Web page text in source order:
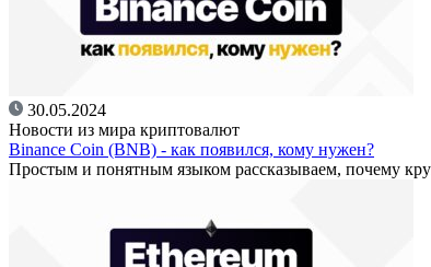
30.05.2024
Новости из мира криптовалют
Binance Coin (BNB) - как появился, кому нужен?
Простым и понятным языком рассказываем, почему